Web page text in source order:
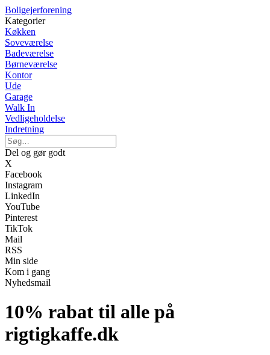
Boligejerforening
Kategorier
Køkken
Soveværelse
Badeværelse
Børneværelse
Kontor
Ude
Garage
Walk In
Vedligeholdelse
Indretning
Del og gør godt
X
Facebook
Instagram
LinkedIn
YouTube
Pinterest
TikTok
Mail
RSS
Min side
Kom i gang
Nyhedsmail
10% rabat til alle på
rigtigkaffe.dk